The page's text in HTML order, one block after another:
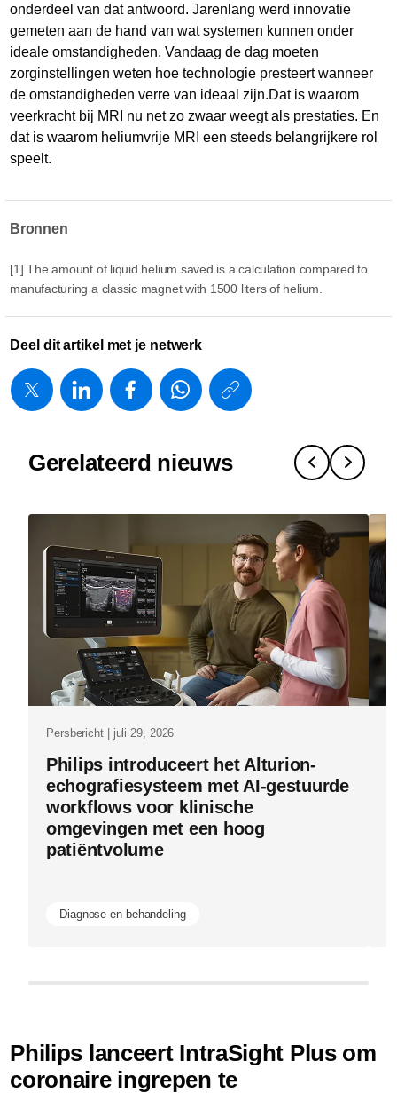
onderdeel van dat antwoord. Jarenlang werd innovatie
gemeten aan de hand van wat systemen kunnen onder
ideale omstandigheden. Vandaag de dag moeten
zorginstellingen weten hoe technologie presteert wanneer
de omstandigheden verre van ideaal zijn.Dat is waarom
veerkracht bij MRI nu net zo zwaar weegt als prestaties. En
dat is waarom heliumvrije MRI een steeds belangrijkere rol
speelt.
Bronnen
[1] The amount of liquid helium saved is a calculation compared to
manufacturing a classic magnet with 1500 liters of helium.
Deel dit artikel met je netwerk
https://
een-
mri-
net-
zo-
belangrijk-
is-
zijn-
Gerelateerd nieuws
Persbericht | juli 29, 2026
Philips introduceert het Alturion-
echografiesysteem met AI-gestuurde
workflows voor klinische
omgevingen met een hoog
patiëntvolume
Diagnose en behandeling
Philips lanceert IntraSight Plus om
coronaire ingrepen te